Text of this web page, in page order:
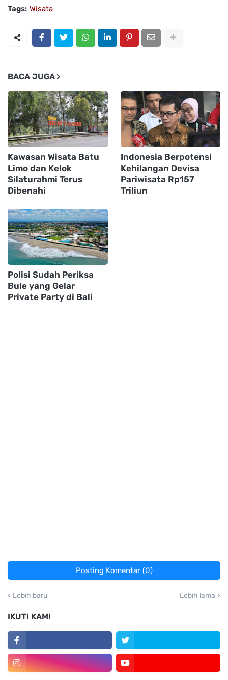
Tags: Wisata
BACA JUGA
Kawasan Wisata Batu
Limo dan Kelok
Silaturahmi Terus
Dibenahi
Indonesia Berpotensi
Kehilangan Devisa
Pariwisata Rp157
Triliun
Polisi Sudah Periksa
Bule yang Gelar
Private Party di Bali
Posting Komentar (0)
Lebih baru Lebih lama
IKUTI KAMI